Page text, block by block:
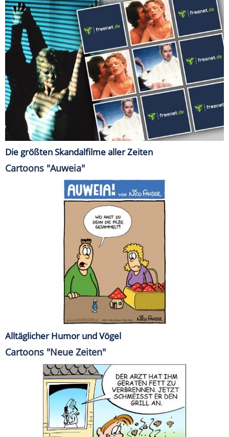
Die größten Skandalfilme aller Zeiten
Cartoons "Auweia"
Alltäglicher Humor und Vögel
Cartoons "Neue Zeiten"